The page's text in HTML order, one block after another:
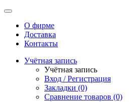
О фирме
Доставка
Контакты
Учётная запись
Учётная запись
Вход / Регистрация
Закладки (0)
Сравнение товаров (0)